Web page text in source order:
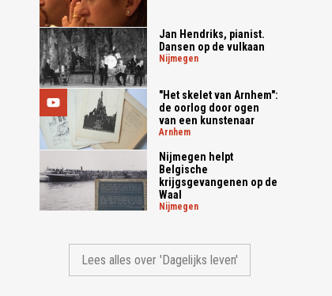
Jan Hendriks, pianist.
Dansen op de vulkaan
nijmegen
"Het skelet van Arnhem":
de oorlog door ogen
van een kunstenaar
arnhem
Nijmegen helpt
Belgische
krijgsgevangenen op de
Waal
nijmegen
Lees alles over 'Dagelijks leven'